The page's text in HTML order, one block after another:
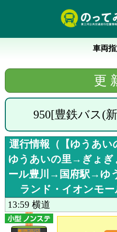
車両
950[豊鉄バス(
運行情報（ 【ゆうあ
ゆうあいの里→ぎょ
ール豊川→国府駅→ゆ
ランド・イオンモー
13:59 横道